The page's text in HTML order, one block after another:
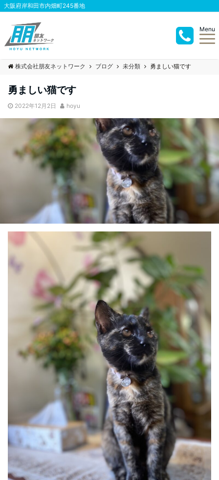
大阪府岸和田市内畑町245番地
Menu
株式会社朋友ネットワーク ブログ 未分類 勇ましい猫です
勇ましい猫です
2022年12月2日 hoyu